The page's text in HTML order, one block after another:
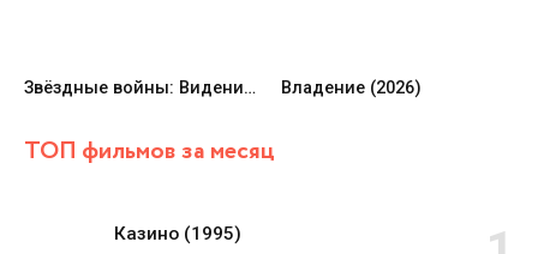
Звёздные войны: Видения представляют — Девятый джедай (2026) Владение (2026)
ТОП фильмов за месяц
Казино (1995)